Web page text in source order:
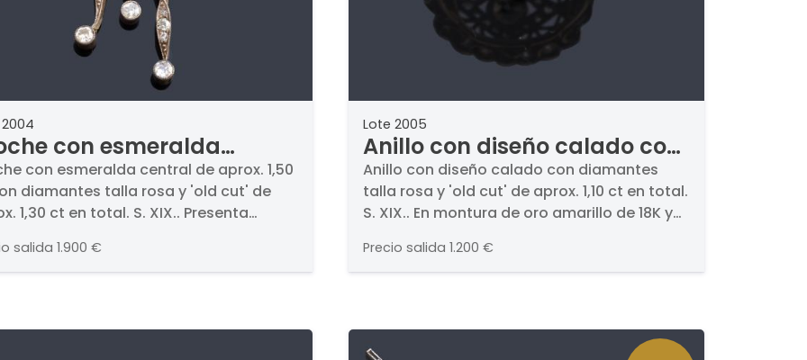
con esmeralda
de aprox. 1,50 ct con
talla rosa y 'old
de aprox. 1,30 ct en total.
con esmeralda central de aprox. 1,50
diamantes talla rosa y 'old cut' de
1,30 ct en total. S. XIX.. Presenta
talla rosa, con diseño
enriquecido con diamantes
salida 1.900 €
Lote 2005
Anillo con diseño calado con
diamantes talla rosa y 'old
cut' de aprox. 1,10 ct en total.
S. XIX.
Anillo con diseño calado con diamantes
talla rosa y 'old cut' de aprox. 1,10 ct en total.
S. XIX.. En montura de oro amarillo de 18K y
Precio salida 1.200 €